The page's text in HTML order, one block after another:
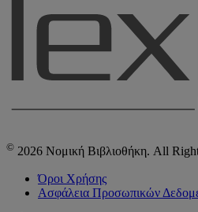
© 2026 Νομική Βιβλιοθήκη. All
Όροι Χρήσης
Ασφάλεια Προσωπικών